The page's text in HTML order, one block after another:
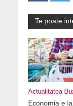
Te poate
Actualitatea
Economia e